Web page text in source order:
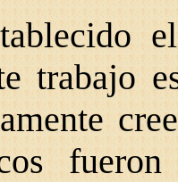
trabajo
fueron